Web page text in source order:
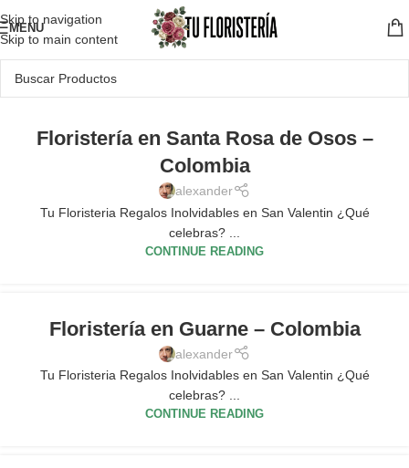
Skip to navigation
Skip to main content
MENU
Floristería en Santa Rosa de Osos –
Colombia
alexander
Tu Floristeria Regalos Inolvidables en San Valentin ¿Qué
celebras? ...
CONTINUE READING
Floristería en Guarne – Colombia
alexander
Tu Floristeria Regalos Inolvidables en San Valentin ¿Qué
celebras? ...
CONTINUE READING